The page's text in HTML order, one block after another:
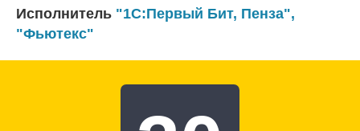
Исполнитель "1С:Первый Бит, Пенза",
"Фьютекс"